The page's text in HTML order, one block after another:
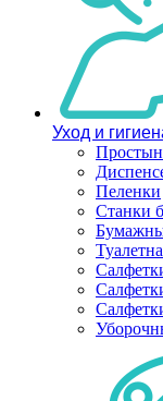
Уход и
Пеленки
Станки